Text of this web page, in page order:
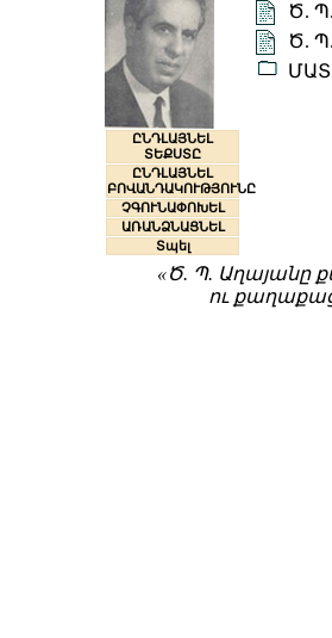
ԸՆԴԼԱՅՆԵԼ
ՏԵՔՍՏԸ
ԸՆԴԼԱՅՆԵԼ
ԲՈՎԱՆԴԱԿՈՒԹՅՈՒՆԸ
ՉԳՈՒՆԱՓՈԽԵԼ
ԱՌԱՆՁՆԱՑՆԵԼ
Տպել
Ծ.
Ծ.
«Ծ. Պ. Աղայանը
ու